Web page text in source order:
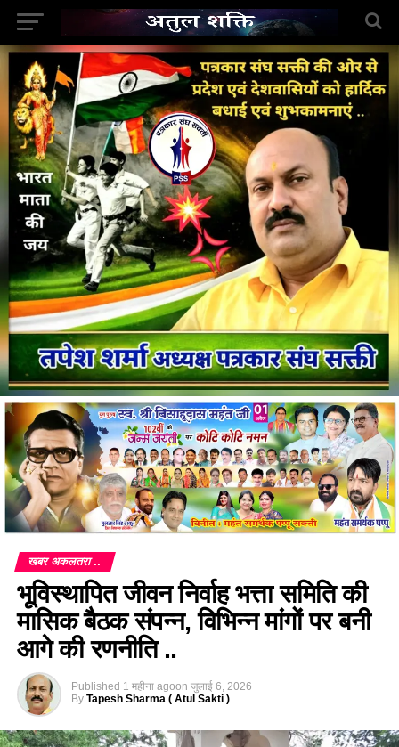
खबर अकलतरा ..
भूविस्थापित जीवन निर्वाह भत्ता समिति की
मासिक बैठक संपन्न, विभिन्न मांगों पर बनी
आगे की रणनीति ..
Published 1 महीना agoon जुलाई 6, 2026
By Tapesh Sharma ( Atul Sakti )